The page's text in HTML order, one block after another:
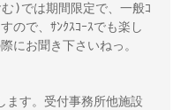
)では期間限定で、一般ｺ
ので、ｻﾝｸｽｺｰｽでも楽し
にお聞き下さいねっ。
ます。受付事務所他施設